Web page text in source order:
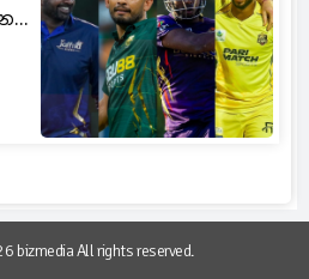
bizmedia All rights reserved.